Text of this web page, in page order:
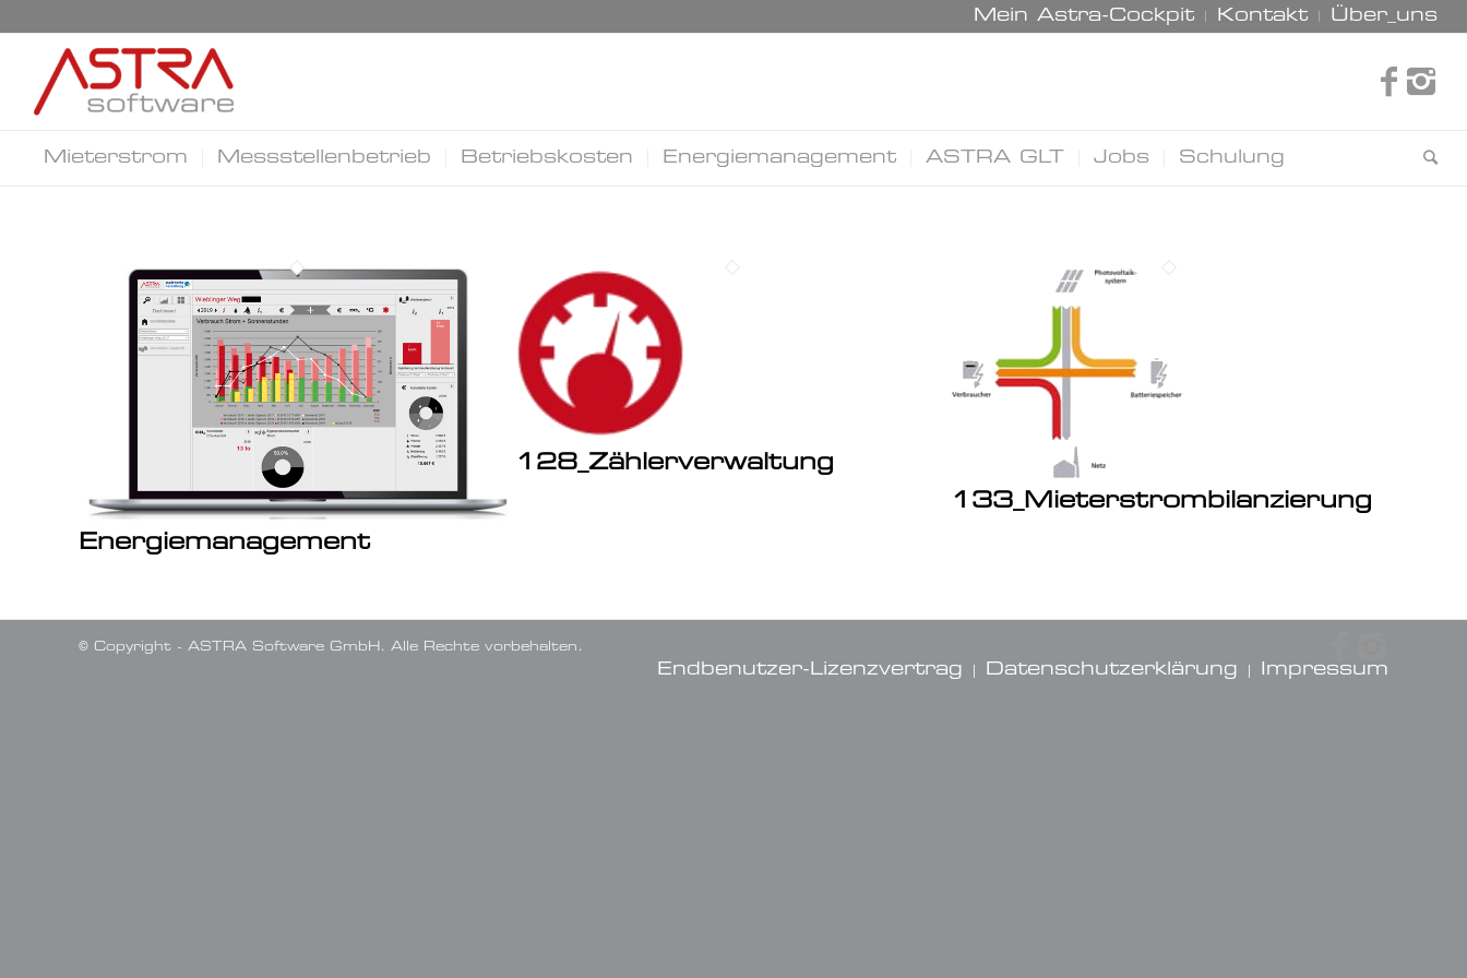
Mein Astra-Cockpit Kontakt Über_uns
Mieterstrom Messstellenbetrieb Betriebskosten Energiemanagement ASTRA GLT Jobs Schulung
Energiemanagement
128_Zählerverwaltung
133_Mieterstrombilanzierung
© Copyright - ASTRA Software GmbH. Alle Rechte vorbehalten.
Endbenutzer-Lizenzvertrag Datenschutzerklärung Impressum